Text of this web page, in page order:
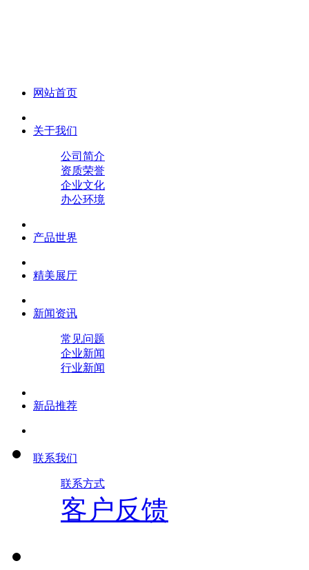
网站首页
关于我们
公司简介
资质荣誉
企业文化
办公环境
产品世界
精美展厅
新闻资讯
常见问题
企业新闻
行业新闻
新品推荐
联系我们
联系方式
客户反馈